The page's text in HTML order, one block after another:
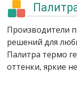
Производители
решений для
Палитра термо
оттенки, яркие